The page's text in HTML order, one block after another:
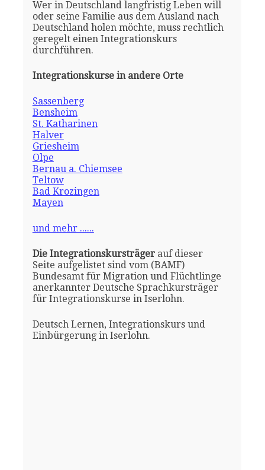
Wer in Deutschland langfristig Leben will
oder seine Familie aus dem Ausland nach
Deutschland holen möchte, muss rechtlich
geregelt einen Integrationskurs
durchführen.
Integrationskurse in andere Orte
Sassenberg
Bensheim
St. Katharinen
Halver
Griesheim
Olpe
Bernau a. Chiemsee
Teltow
Bad Krozingen
Mayen
und mehr ......
Die Integrationskursträgerauf dieser
Seite aufgelistet sind vom (BAMF)
Bundesamt für Migration und Flüchtlinge
anerkannter Deutsche Sprachkursträger
für Integrationskurse in Iserlohn.
Deutsch Lernen, Integrationskurs und
Einbürgerung in Iserlohn.